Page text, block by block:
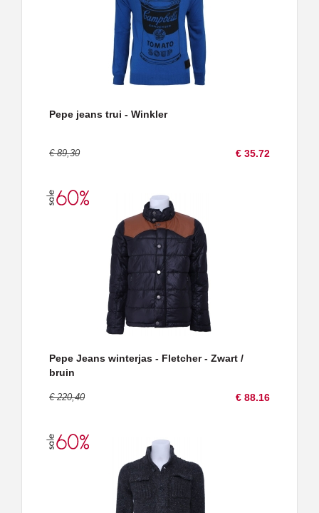
Pepe jeans trui - Winkler
€ 89,30 € 35.72
Pepe Jeans winterjas - Fletcher - Zwart /
bruin
€ 220,40 € 88.16